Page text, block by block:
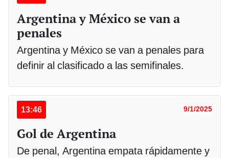
Argentina y México se van a
penales
Argentina y México se van a penales para
definir al clasificado a las semifinales.
13:46 9/1/2025
Gol de Argentina
De penal, Argentina empata rápidamente y